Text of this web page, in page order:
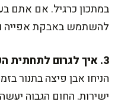
במתכון כרגיל. אם אתם
להשתמש באבקת אפייה
3. איך לגרום לתחתית הפיצה להיות קריספית?
הניחו אבן פיצה בתנור
ישירות. החום הגבוה